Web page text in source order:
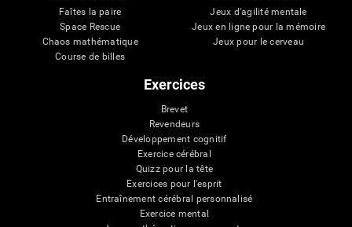
Faîtes la paire
Space Rescue
Chaos mathématique
Course de billes
Jeux d'agilité mentale
Jeux en ligne pour la mémoire
Jeux pour le cerveau
Exercices
Brevet
Revendeurs
Développement cognitif
Exercice cérébral
Quizz pour la tête
Exercices pour l'esprit
Entraînement cérébral personnalisé
Exercice mental